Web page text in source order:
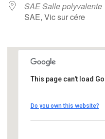
SAE Salle polyvalente
SAE, Vic sur cére
Évènements
This page can't load
Do you own this website?